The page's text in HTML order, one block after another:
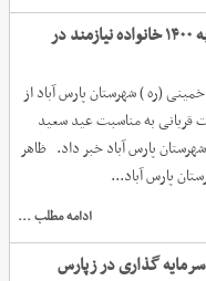
توزیع گوشت قربانی به ۱۴۰۰ خانواده نیازمند در
(ره ) شهرستان پارس آباد از
گوشت قربانی به مناسبت عید سعید
پارس آباد خبر داد. ظاهر
پارس آباد...
ادامه مطلب ...
گذاری در زپارس